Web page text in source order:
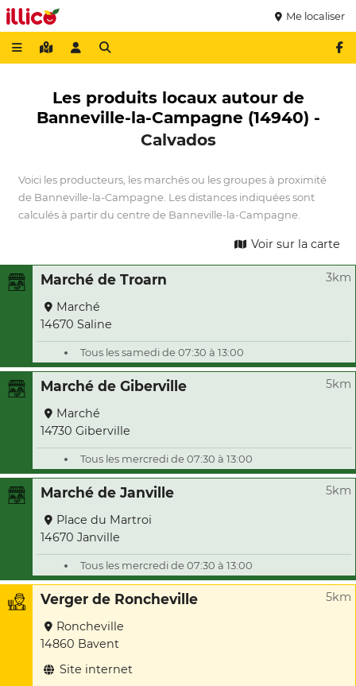
Me localiser
Les produits locaux autour de
Banneville-la-Campagne (14940) -
Calvados
Voici les producteurs, les marchés ou les groupes à proximité
de Banneville-la-Campagne. Les distances indiquées sont
calculés à partir du centre de Banneville-la-Campagne.
Voir sur la carte
Marché de Troarn 3km
Marché
14670 Saline
Tous les samedi de 07:30 à 13:00
Marché de Giberville 5km
Marché
14730 Giberville
Tous les mercredi de 07:30 à 13:00
Marché de Janville 5km
Place du Martroi
14670 Janville
Tous les mercredi de 07:30 à 13:00
Verger de Roncheville 5km
Roncheville
14860 Bavent
Site internet